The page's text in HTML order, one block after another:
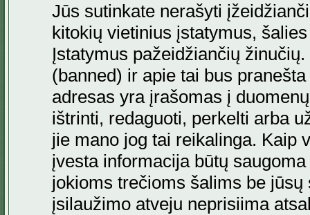
Jūs sutinkate nerašyti
kitokių vietinius įstatymus,
Įstatymus pažeidžiančių
(banned) ir apie tai bus
adresas yra įrašomas į
ištrinti, redaguoti, perkelti arba
jie mano jog tai reikalinga. Kaip
įvesta informacija būtų
jokioms trečioms šalims be jūsų
įsilaužimo atveju neprisiima